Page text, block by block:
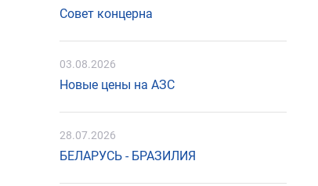
Совет концерна
03.08.2026
Новые цены на АЗС
28.07.2026
БЕЛАРУСЬ - БРАЗИЛИЯ